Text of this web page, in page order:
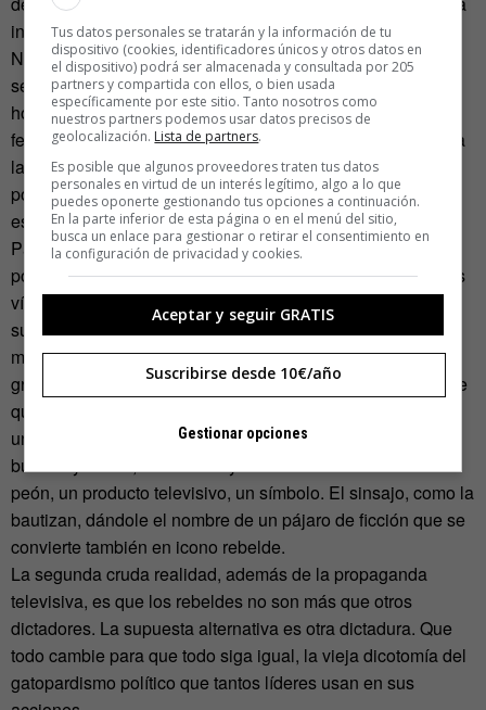
insurgencia gana la guerra.
No es casual que la heroína y la alternativa a la opresión
sean mujeres, mientras el presidente del Capitolio es un
hombre: el público objetivo de la literatura juvenil es más
femenino que masculino, y por eso también se salpica toda
la historia de amor (para ellas) y acción (para ellos). La
política aquí es un hilo argumental. Y es, precisamente por
eso, por lo que sorprende la dureza con la que se expone.
Para empezar porque la heroína de la historia es utilizada
por ambos bandos por igual. Los rebeldes la usan para sus
vídeos promocionales, que hacen llegar a todos los
supervivientes para llamar a la lucha. La llevan a ver la
miseria que deja tras de así la acción militar del Capitolio y
graban sus emociones y reacciones. Le piden directamente
que se exponga y llame a las armas. Es un arma más en
una guerra en la que no elige participar, en la que no hay
buenos y malos, sino malos y una alternativa. Y ella es un
peón, un producto televisivo, un símbolo. El sinsajo, como la
bautizan, dándole el nombre de un pájaro de ficción que se
convierte también en icono rebelde.
La segunda cruda realidad, además de la propaganda
televisiva, es que los rebeldes no son más que otros
dictadores. La supuesta alternativa es otra dictadura. Que
todo cambie para que todo siga igual, la vieja dicotomía del
gatopardismo político que tantos líderes usan en sus
Tus datos personales se tratarán y la información de tu
dispositivo (cookies, identificadores únicos y otros datos en
el dispositivo) podrá ser almacenada y consultada por 205
partners y compartida con ellos, o bien usada
específicamente por este sitio. Tanto nosotros como
nuestros partners podemos usar datos precisos de
geolocalización. Lista de partners.
Es posible que algunos proveedores traten tus datos
personales en virtud de un interés legítimo, algo a lo que
puedes oponerte gestionando tus opciones a continuación.
En la parte inferior de esta página o en el menú del sitio,
busca un enlace para gestionar o retirar el consentimiento en
la configuración de privacidad y cookies.
Aceptar y seguir GRATIS
Suscribirse desde 10€/año
Gestionar opciones